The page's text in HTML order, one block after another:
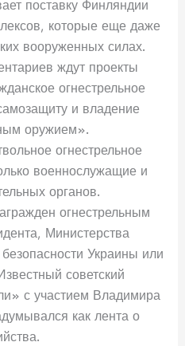
поставку Финляндии
которые еще даже
вооруженных силах.
ждут проекты
огнестрельное
и владение
оружием».
огнестрельное
военнослужащие и
органов.
огнестрельным
Министерства
Украины или
советский
с участием Владимира
как лента о